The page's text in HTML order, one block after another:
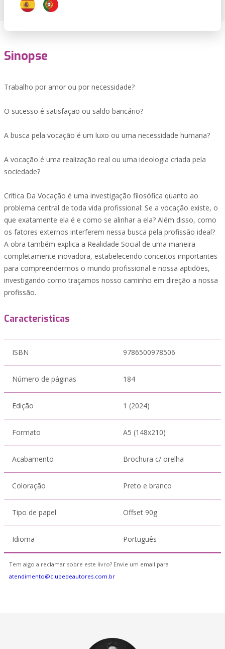
Sinopse
Trabalho por amor ou por necessidade?
O sucesso é satisfação ou saldo bancário?
A busca pela vocação é um luxo ou uma necessidade humana?
A vocação é uma realização real ou uma ideologia criada pela
sociedade?
Crítica Da Vocação é uma investigação filosófica quanto ao
problema central de toda vida profissional: Se a vocação existe, o
que exatamente ela é e como se alinhar a ela? Além disso, como
os fatores externos interferem nessa busca pela profissão ideal?
A obra também explica a Realidade Social de uma maneira
completamente inovadora, estabelecendo conceitos importantes
para compreendermos o mundo profissional e nossa aptidões,
investigando como traçamos nosso caminho em direção a nossa
profissão.
Características
ISBN 9786500978506
Número de páginas 184
Edição 1 (2024)
Formato A5 (148x210)
Acabamento Brochura c/ orelha
Coloração Preto e branco
Tipo de papel Offset 90g
Idioma Português
Tem algo a reclamar sobre este livro? Envie um email para
atendimento@clubedeautores.com.br